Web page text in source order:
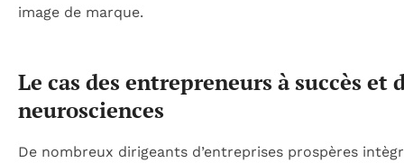
image de marque.
Le cas des entrepreneurs à succès et
neurosciences
De nombreux dirigeants d’entreprises prospères